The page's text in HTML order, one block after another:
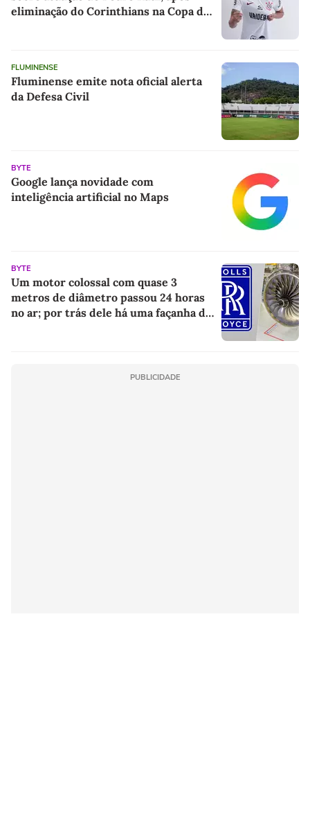
eliminação do Corinthians na Copa do
FLUMINENSE
Fluminense emite nota oficial alerta
da Defesa Civil
BYTE
Google lança novidade com
inteligência artificial no Maps
BYTE
Um motor colossal com quase 3
metros de diâmetro passou 24 horas
no ar; por trás dele há uma façanha da
PUBLICIDADE